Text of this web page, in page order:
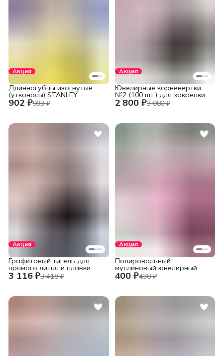
Акция
902 ₽993 ₽
Длинногубцы изогнутые
(утконосы) STANLEY
DYNAGRIP STHT84071-8-23
Акция
2 800 ₽3 080 ₽
Ювелирные корневертки
№2 (100 шт.) для закрепки
вставок
Акция
3 116 ₽3 418 ₽
Графитовый тигель для
прямого литья и плавки
металлов в печах
установок INDUTHERM
V245/H120/78
Акция
400 ₽438 ₽
Полировальный
муслиновый ювелирный
круг фиолетовый 152 мм.,
60 слоев